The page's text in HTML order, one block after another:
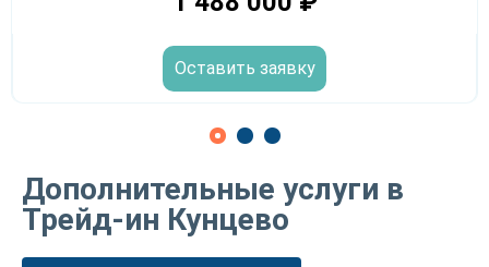
Оставить заявку
Дополнительные услуги в
Трейд-ин Кунцево